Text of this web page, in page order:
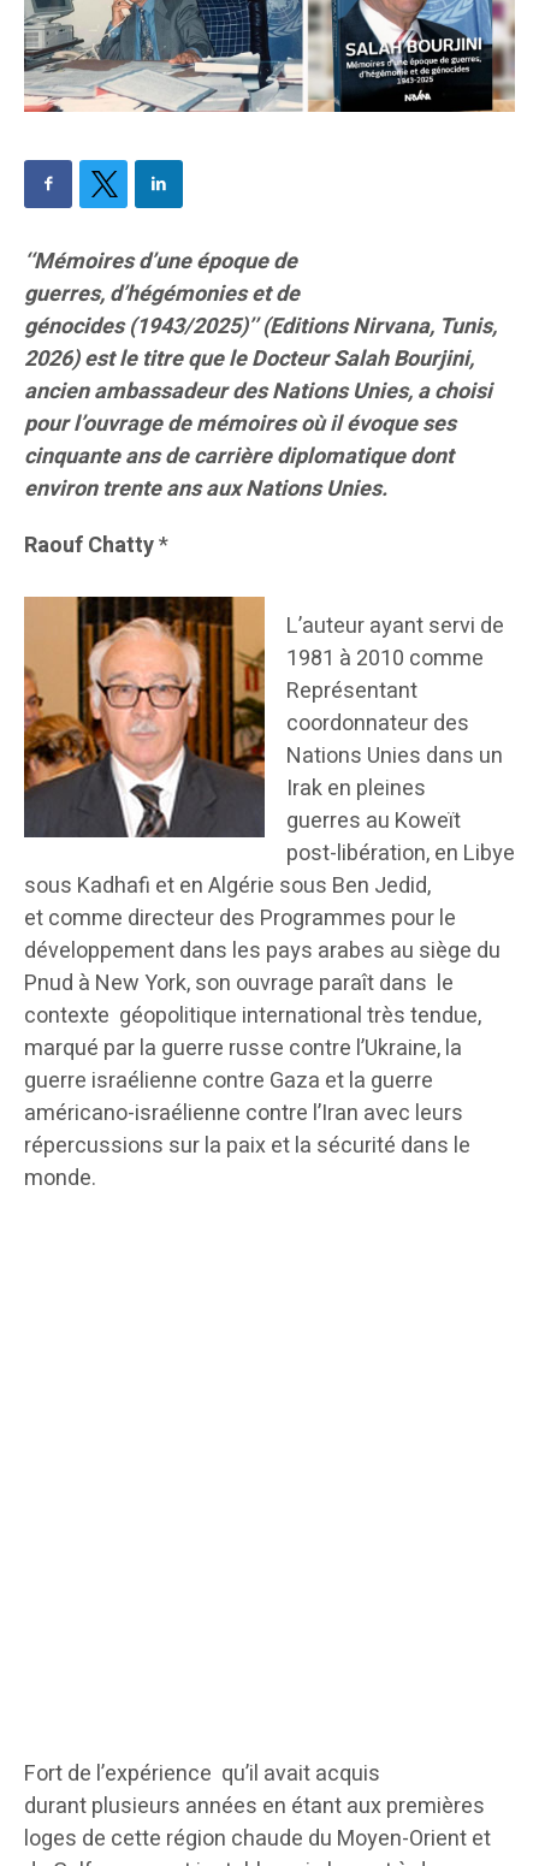
‘‘Mémoires d’une époque de
guerres, d’hégémonies et de
génocides (1943/2025)’’ (Editions Nirvana, Tunis,
2026) est le titre que le Docteur Salah Bourjini,
ancien ambassadeur des Nations Unies, a choisi
pour l’ouvrage de mémoires où il évoque ses
cinquante ans decarrière diplomatiquedont
environ trente ans aux Nations Unies.
Raouf Chatty*
L’auteur ayant servi de
1981 à 2010 comme
Représentant
coordonnateur des
Nations Unies dans un
Irak en pleines
guerres au Koweït
post-libération, en Libye
sous Kadhafi et en Algérie sous Ben Jedid,
et comme directeur des Programmes pour le
développement dans les pays arabes au siège du
Pnud à New York, son ouvrage paraît dans le
contexte géopolitique international très tendue,
marqué par la guerre russe contre l’Ukraine, la
guerre israélienne contre Gaza et la guerre
américano-israélienne contre l’Iran avec leurs
répercussions sur la paix et la sécurité dans le
monde.
Fort de l’expérience qu’il avait acquis
durant plusieurs années en étant aux premières
loges de cette région chaude du Moyen-Orient et